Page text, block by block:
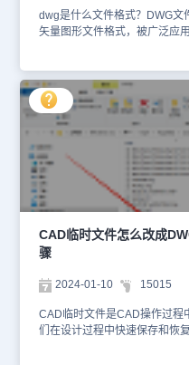
总之，DWG文件是设计中不
的智慧和创意，通过丰富的图
dwg是什么文件格式？DWG文
矢量图形文件格式，被广泛应
DWG文件的步骤：1、在手机
图王APP，安装成功后，在手
击打开。2、打开浩辰CAD看
选项卡，在其中找到并点击打
除了可以查看图纸，浩辰CAD
能，可以在手机中进行简单的
伸、倒圆角等。本节内容小编
王APP打开查看dwg文件的方
CAD看图王开图更快速，显示
CAD快速看图软件 文件收藏
量标注、图块处理、分享接收
图修改……
CAD临时文件怎么改成
骤
2024-01-10 15015
CAD临时文件是CAD操作过程
们在设计过程中快速保存和恢